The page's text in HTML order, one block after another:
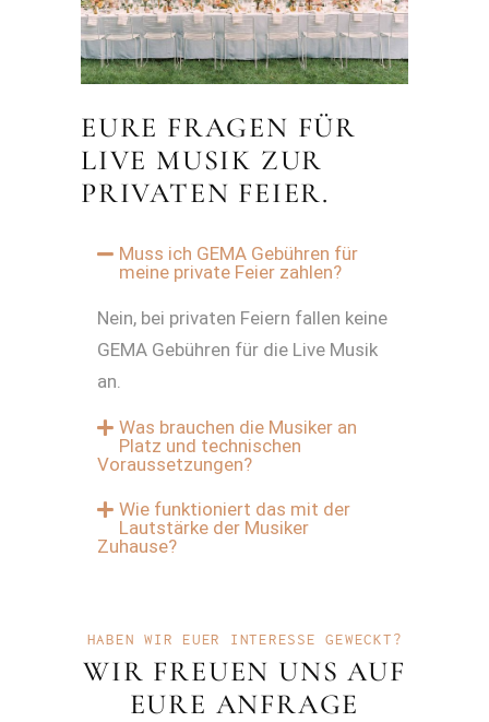
EURE FRAGEN FÜR
LIVE MUSIK ZUR
PRIVATEN FEIER.
Muss ich GEMA Gebühren für
meine private Feier zahlen?
Nein, bei privaten Feiern fallen keine
GEMA Gebühren für die Live Musik
an.
Was brauchen die Musiker an
Platz und technischen
Voraussetzungen?
Wie funktioniert das mit der
Lautstärke der Musiker
Zuhause?
HABEN WIR EUER INTERESSE GEWECKT?
WIR FREUEN UNS AUF
EURE ANFRAGE